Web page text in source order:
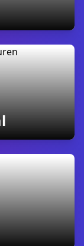
containers